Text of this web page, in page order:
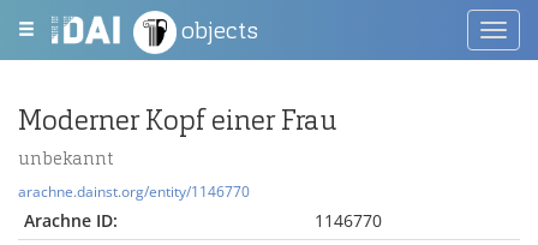
objects
Moderner Kopf einer Frau
unbekannt
arachne.dainst.org/entity/1146770
Arachne ID:
1146770